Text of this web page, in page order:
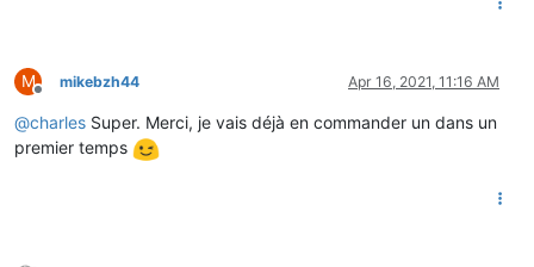
M
Offline
mikebzh44 Apr 16, 2021, 11:16 AM
@charles Super. Merci, je vais déjà en commander un dans un
premier temps